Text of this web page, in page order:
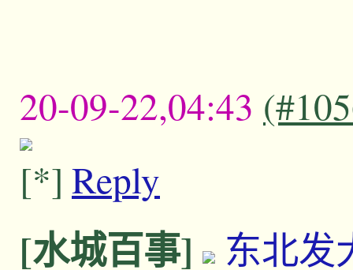
20-09-22,04:43
Reply
[水城百事] 东北发